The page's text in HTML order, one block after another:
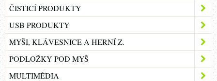
ČISTICÍ PRODUKTY
USB PRODUKTY
MYŠI, KLÁVESNICE A HERNÍ Z.
PODLOŽKY POD MYŠ
MULTIMÉDIA